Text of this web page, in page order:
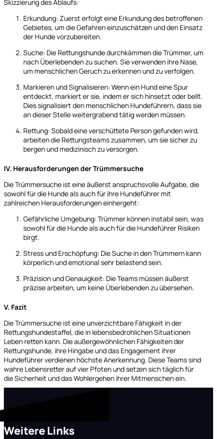
Skizzierung des Ablaufs:
Erkundung: Zuerst erfolgt eine Erkundung des betroffenen
Gebietes, um die Gefahren einzuschätzen und den Einsatz
der Hunde vorzubereiten.
Suche: Die Rettungshunde durchkämmen die Trümmer, um
nach Überlebenden zu suchen. Sie verwenden ihre Nase,
um menschlichen Geruch zu erkennen und zu verfolgen.
Markieren und Signalisieren: Wenn ein Hund eine Spur
entdeckt, markiert er sie, indem er sich hinsetzt oder bellt.
Dies signalisiert den menschlichen Hundeführern, dass sie
an dieser Stelle weitergrabend tätig werden müssen.
Rettung: Sobald eine verschüttete Person gefunden wird,
arbeiten die Rettungsteams zusammen, um sie sicher zu
bergen und medizinisch zu versorgen.
IV. Herausforderungen der Trümmersuche
Die Trümmersuche ist eine äußerst anspruchsvolle Aufgabe, die
sowohl für die Hunde als auch für ihre Hundeführer mit
zahlreichen Herausforderungen einhergeht:
Gefährliche Umgebung: Trümmer können instabil sein, was
sowohl für die Hunde als auch für die Hundeführer Risiken
birgt.
Stress und Erschöpfung: Die Suche in den Trümmern kann
körperlich und emotional sehr belastend sein.
Präzision und Genauigkeit: Die Teams müssen äußerst
präzise arbeiten, um keine Überlebenden zu übersehen.
V. Fazit
Die Trümmersuche ist eine unverzichtbare Fähigkeit in der
Rettungshundestaffel, die in lebensbedrohlichen Situationen
Leben retten kann. Die außergewöhnlichen Fähigkeiten der
Rettungshunde, ihre Hingabe und das Engagement ihrer
Hundeführer verdienen höchste Anerkennung. Diese Teams sind
wahre Lebensretter auf vier Pfoten und setzen sich täglich für
die Sicherheit und das Wohlergehen ihrer Mitmenschen ein.
Weitere Links